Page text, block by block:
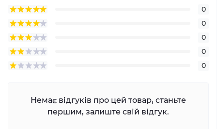
0
0
0
0
0
Немає відгуків про цей товар, станьте
першим, залиште свій відгук.